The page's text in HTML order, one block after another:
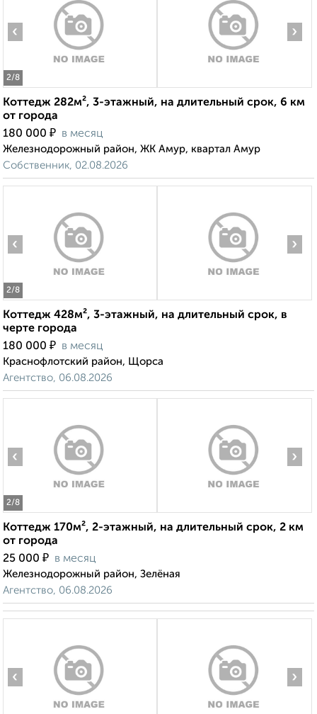
2/8
‹ ›
Коттедж 282м², 3-этажный, на длительный срок, 6 км
от города
180 000 ₽ в месяц
Железнодорожный район, ЖК Амур, квартал Амур
Собственник, 02.08.2026
2/8
‹ ›
Коттедж 428м², 3-этажный, на длительный срок, в
черте города
180 000 ₽ в месяц
Краснофлотский район, Щорса
Агентство, 06.08.2026
2/8
‹ ›
Коттедж 170м², 2-этажный, на длительный срок, 2 км
от города
25 000 ₽ в месяц
Железнодорожный район, Зелёная
Агентство, 06.08.2026
‹ ›